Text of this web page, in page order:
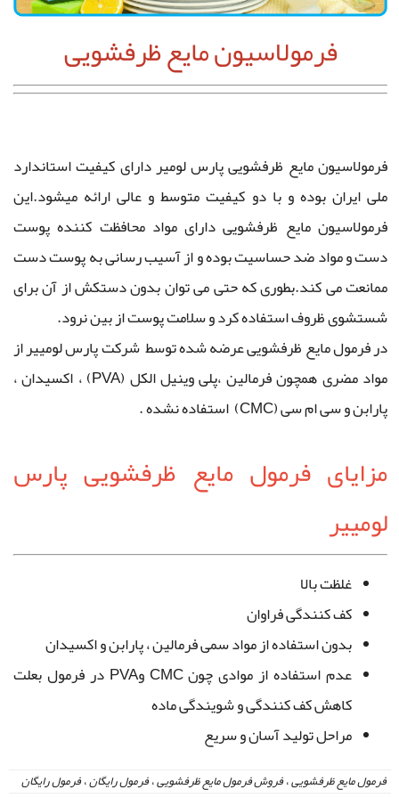
فرمولاسیون مایع ظرفشویی
فرمولاسیون مایع ظرفشویی پارس لومیر دارای کیفیت استاندارد
ملی ایران بوده و با دو کیفیت متوسط و عالی ارائه میشود.این
فرمولاسیون مایع ظرفشویی دارای مواد محافظت کننده پوست
دست و مواد ضد حساسیت بوده و از آسیب رسانی به پوست دست
ممانعت می کند.بطوری که حتی می توان بدون دستکش از آن برای
شستشوی ظروف استفاده کرد و سلامت پوست از بین نرود.
در فرمول مایع ظرفشویی عرضه شده توسط شرکت پارس لومییر از
مواد مضری همچون فرمالین ،پلی وینیل الکل (PVA) ، اکسیدان ،
پارابن و سی ام سی (CMC) استفاده نشده .
مزایای فرمول مایع ظرفشویی پارس
لومییر
غلظت بالا
کف کنندگی فراوان
بدون استفاده از مواد سمی فرمالین ، پارابن و اکسیدان
عدم استفاده از موادی چون CMC وPVA در فرمول بعلت
کاهش کف کنندگی و شویندگی ماده
مراحل تولید آسان و سریع
فرمول مایع ظرفشویی،فروش فرمول مایع ظرفشویی،فرمول رایگان،فرمول رایگان